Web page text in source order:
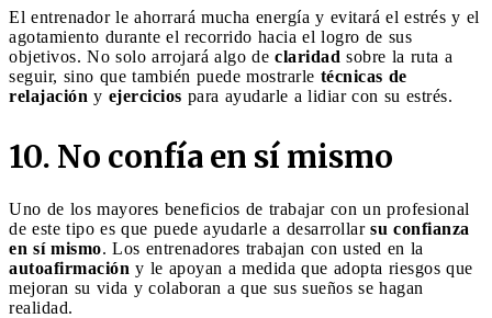
El entrenador le ahorrará mucha energía y evitará el estrés y el
agotamiento durante el recorrido hacia el logro de sus
objetivos. No solo arrojará algo de claridad sobre la ruta a
seguir, sino que también puede mostrarle técnicas de
relajación y ejercicios para ayudarle a lidiar con su estrés.
10. No confía en sí mismo
Uno de los mayores beneficios de trabajar con un profesional
de este tipo es que puede ayudarle a desarrollar su confianza
en sí mismo. Los entrenadores trabajan con usted en la
autoafirmación y le apoyan a medida que adopta riesgos que
mejoran su vida y colaboran a que sus sueños se hagan
realidad.